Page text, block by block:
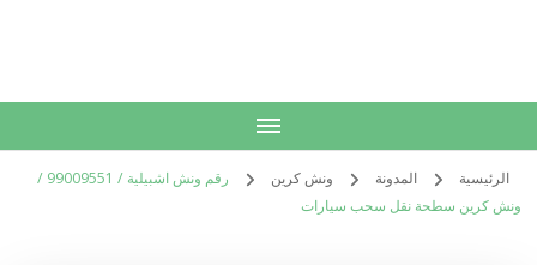
الرئيسية المدونة ونش كرين
رقم ونش اشبيلية / 99009551‬ /
ونش كرين سطحة نقل سحب سيارات